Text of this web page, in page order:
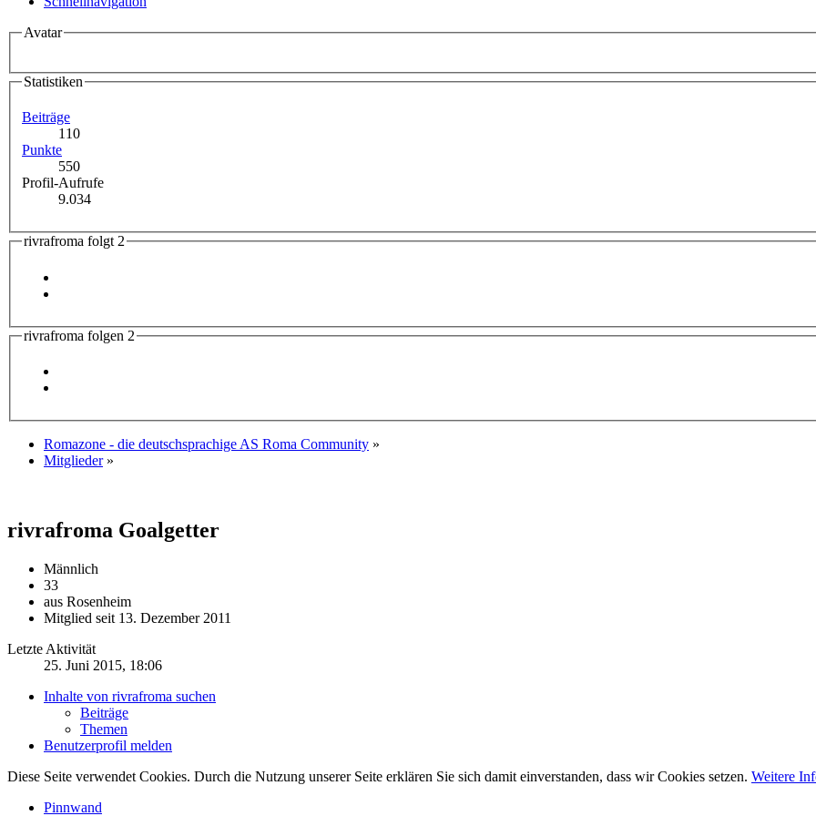
Avatar
Statistiken
Beiträge
110
Punkte
550
Profil-Aufrufe
9.034
rivrafroma folgt 2
rivrafroma folgen 2
Romazone - die deutschsprachige AS Roma Community »
Mitglieder »
rivrafroma Goalgetter
Männlich
33
aus Rosenheim
Mitglied seit 13. Dezember 2011
Letzte Aktivität
25. Juni 2015, 18:06
Inhalte von rivrafroma suchen
Beiträge
Themen
Benutzerprofil melden
Diese Seite verwendet Cookies. Durch die Nutzung unserer Seite erklären Sie sich damit einverstanden, dass wir Cookies setzen. Weitere
Pinnwand